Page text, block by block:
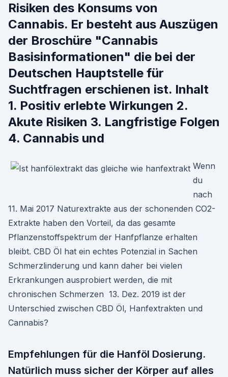
Risiken des Konsums von
Cannabis. Er besteht aus Auszügen
der Broschüre "Cannabis
Basisinformationen" die bei der
Deutschen Hauptstelle für
Suchtfragen erschienen ist. Inhalt
1. Positiv erlebte Wirkungen 2.
Akute Risiken 3. Langfristige Folgen
4. Cannabis und
Wenn
du
nach
11. Mai 2017 Naturextrakte aus der schonenden CO2-
Extrakte haben den Vorteil, da das gesamte
Pflanzenstoffspektrum der Hanfpflanze erhalten
bleibt. CBD Öl hat ein echtes Potenzial in Sachen
Schmerzlinderung und kann daher bei vielen
Erkrankungen ausprobiert werden, die mit
chronischen Schmerzen 13. Dez. 2019 ist der
Unterschied zwischen CBD Öl, Hanfextrakten und
Cannabis?
Empfehlungen für die Hanföl Dosierung.
Natürlich muss sicher der Körper auf alles